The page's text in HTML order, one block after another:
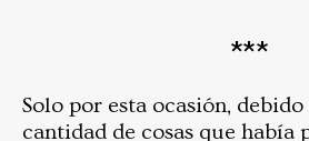
***
Solo por esta ocasión,
cantidad de cosas que había